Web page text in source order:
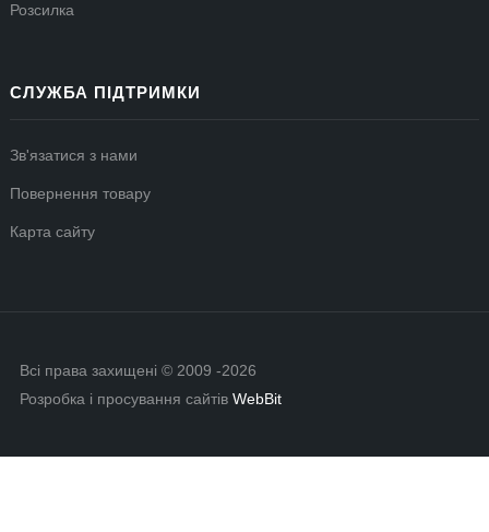
Розсилка
СЛУЖБА ПІДТРИМКИ
Зв'язатися з нами
Повернення товару
Карта сайту
Всі права захищені © 2009 -2026
Розробка і просування сайтів WebBit